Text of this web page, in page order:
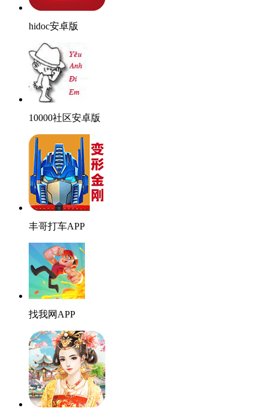
hidoc安卓版
10000社区安卓版
丰哥打车APP
找我网APP